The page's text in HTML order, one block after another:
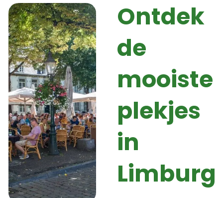
Ontdek
de
mooiste
plekjes
in
Limburg